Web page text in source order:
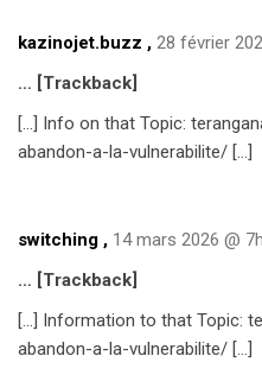
kazinojet.buzz , 28 février
… [Trackback]
[…] Info on that Topic:
abandon-a-la-vulnerabilite/ […]
switching , 14 mars 2026 @
… [Trackback]
[…] Information to that Topic:
abandon-a-la-vulnerabilite/ […]